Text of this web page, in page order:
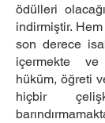
ödülleri
indirmiştir.
son derece
içermekte
hüküm, öğreti
hiçbir